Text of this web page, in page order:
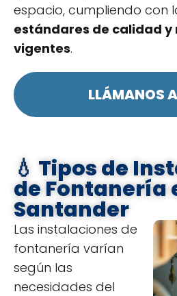
espacio, cumpliendo con
estándares de calidad
vigentes.
LLÁMANOS
💧 Tipos de
de Fontanería
Santander
Las instalaciones de
fontanería varían
según las
necesidades del